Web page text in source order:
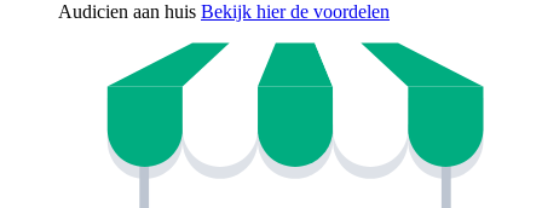
Audicien aan huis Bekijk hier de voordelen